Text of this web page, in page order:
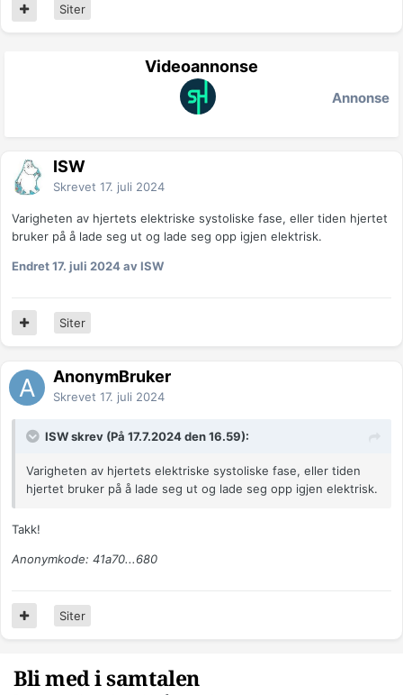
Siter
Videoannonse
Annonse
ISW
Skrevet 17. juli 2024
Varigheten av hjertets elektriske systoliske fase, eller tiden hjertet
bruker på å lade seg ut og lade seg opp igjen elektrisk.
Endret17. juli 2024av ISW
Siter
AnonymBruker
Skrevet 17. juli 2024
ISW skrev (På 17.7.2024 den 16.59):
Varigheten av hjertets elektriske systoliske fase, eller tiden
hjertet bruker på å lade seg ut og lade seg opp igjen elektrisk.
Takk!
Anonymkode: 41a70...680
Siter
Bli med i samtalen